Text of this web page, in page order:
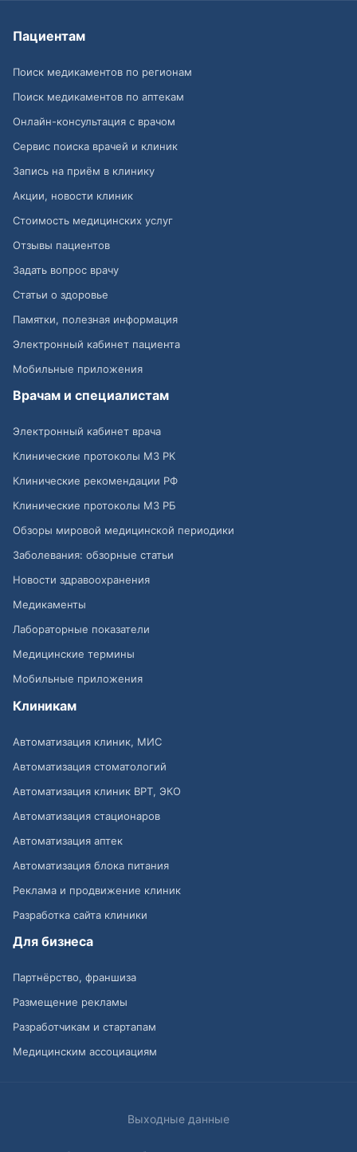
Пациентам
Поиск медикаментов по регионам
Поиск медикаментов по аптекам
Онлайн-консультация с врачом
Сервис поиска врачей и клиник
Запись на приём в клинику
Акции, новости клиник
Стоимость медицинских услуг
Отзывы пациентов
Задать вопрос врачу
Статьи о здоровье
Памятки, полезная информация
Электронный кабинет пациента
Мобильные приложения
Врачам и специалистам
Электронный кабинет врача
Клинические протоколы МЗ РК
Клинические рекомендации РФ
Клинические протоколы МЗ РБ
Обзоры мировой медицинской периодики
Заболевания: обзорные статьи
Новости здравоохранения
Медикаменты
Лабораторные показатели
Медицинские термины
Мобильные приложения
Клиникам
Автоматизация клиник, МИС
Автоматизация стоматологий
Автоматизация клиник ВРТ, ЭКО
Автоматизация стационаров
Автоматизация аптек
Автоматизация блока питания
Реклама и продвижение клиник
Разработка сайта клиники
Для бизнеса
Партнёрство, франшиза
Размещение рекламы
Разработчикам и стартапам
Медицинским ассоциациям
Выходные данные